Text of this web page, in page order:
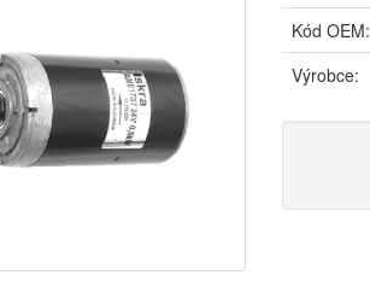
Kód OEM:
Výrobce: